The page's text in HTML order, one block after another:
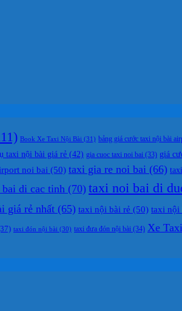
Book Xe Taxi Nội Bài (31) bảng giá cước taxi nội bài
taxi nội bài giá rẻ (42) gia cuoc taxi noi bai (33) giá
noi bai (50) taxi gia re noi bai (66)
di cac tinh (70) taxi noi bai di
giá rẻ nhất (65) taxi nội bài rẻ (50) taxi nội
taxi đón nội bài (30) taxi đưa đón nội bài (34) Xe